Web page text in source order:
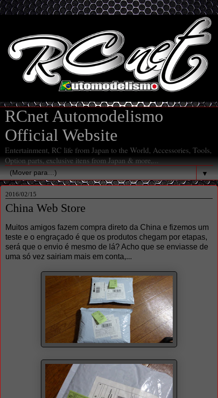
RCnet Automodelismo
Official Website
Entertainment, RC life from Japan to the World, Accessories, Tools,
Option parts, exclusive itens from Japan & more,...
▼
2016/02/15
China Web Store
Muitos amigos fazem compra direto da China e fizemos um
teste e o engraçado é que os produtos chegam por etapas,
será que o envio é mesmo de lá? Acho que se enviasse de
uma só vez sairiam mais em conta,...